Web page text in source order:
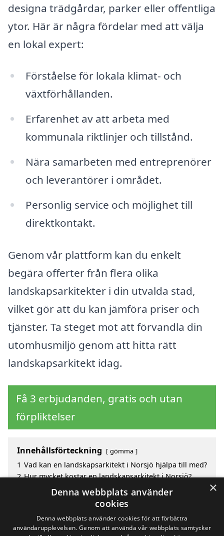
designa trädgårdar, parker eller offentliga
ytor. Här är några fördelar med att välja
en lokal expert:
Förståelse för lokala klimat- och
växtförhållanden.
Erfarenhet av att arbeta med
kommunala riktlinjer och tillstånd.
Nära samarbeten med entreprenörer
och leverantörer i området.
Personlig service och möjlighet till
direktkontakt.
Genom vår plattform kan du enkelt
begära offerter från flera olika
landskapsarkitekter i din utvalda stad,
vilket gör att du kan jämföra priser och
tjänster. Ta steget mot att förvandla din
utomhusmiljö genom att hitta rätt
landskapsarkitekt idag.
Få 3 erbjudanden, gratis och utan
förpliktelser
Innehållsförteckning gömma
1 Vad kan en landskapsarkitekt i Norsjö hjälpa till med?
2 Hur mycket kostar en landskapsarkitekt i Norsjö?
Fördelar med att välja landskapsarkitekt i Norsjö
Sök efter en skicklig landskapsarkitekt i de
omgivande städerna Norsjö
×
Denna webbplats använder
cookies
Denna webbplats använder cookies för att förbättra
användarupplevelsen. Genom att använda vår webbplats samtycker